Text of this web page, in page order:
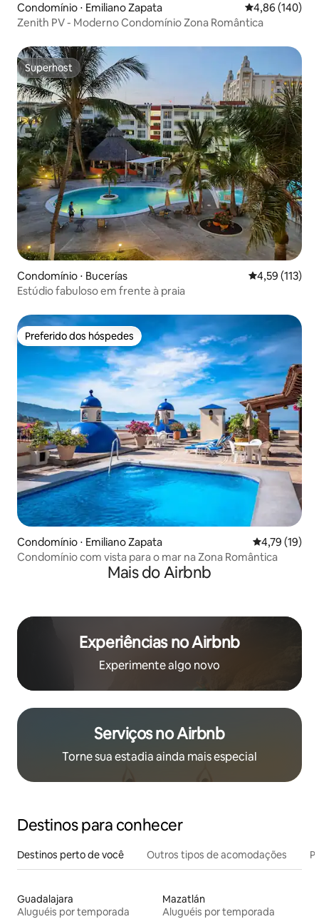
Condomínio ⋅ Emiliano Zapata 4,86 de uma
4,86 (140)
Zenith PV - Moderno Condomínio Zona Romântica
Superhost
Superhost
Condomínio ⋅ Bucerías 4,59 de uma
4,59 (113)
Estúdio fabuloso em frente à praia
Preferido dos hóspedes
Preferido dos hóspedes
Condomínio ⋅ Emiliano Zapata 4,79 de uma
4,79 (19)
Condomínio com vista para o mar na Zona Romântica
Mais do Airbnb
Experiências no Airbnb
Experimente algo novo
Serviços no Airbnb
Torne sua estadia ainda mais especial
Destinos para conhecer
Destinos perto de você Outros tipos de acomodações
Guadalajara
Aluguéis por temporada
Mazatlán
Aluguéis por temporada